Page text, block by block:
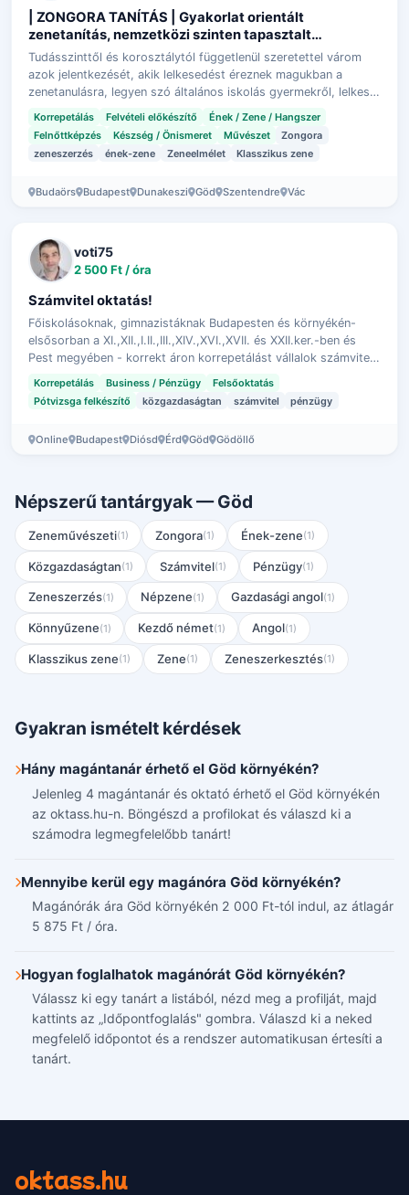
| ZONGORA TANÍTÁS | Gyakorlat orientált
zenetanítás, nemzetközi szinten tapasztalt
koncertező művésztől
Tudásszinttől és korosztálytól függetlenül szeretettel várom
azok jelentkezését, akik lelkesedést éreznek magukban a
zenetanulásra, legyen szó általános iskolás gyermekről, lelkes
Korrepetálás Felvételi előkészítő
Ének / Zene / Hangszer
Felnőttképzés
Készség / Önismeret Művészet
Zongora
zeneszerzés
ének-zene Zeneelmélet Klasszikus zene
Budaörs Budapest Dunakeszi Göd Szentendre Vác
voti75
2 500 Ft / óra
Számvitel oktatás!
Főiskolásoknak, gimnazistáknak Budapesten és környékén-
elsősorban a XI.,XII.,I.II.,III.,XIV.,XVI.,XVII. és XXII.ker.-ben és
Pest megyében - korrekt áron korrepetálást vállalok számvitel
Korrepetálás Business / Pénzügy
Felsőoktatás
Pótvizsga felkészítő
közgazdaságtan számvitel pénzügy
Online Budapest Diósd Érd Göd Gödöllő
Népszerű tantárgyak — Göd
Zeneművészeti(1) Zongora(1) Ének-zene(1)
Közgazdaságtan(1) Számvitel(1) Pénzügy(1)
Zeneszerzés(1) Népzene(1) Gazdasági angol(1)
Könnyűzene(1) Kezdő német(1) Angol(1)
Klasszikus zene(1) Zene(1) Zeneszerkesztés(1)
Gyakran ismételt kérdések
Hány magántanár érhető el Göd környékén?
Jelenleg 4 magántanár és oktató érhető el Göd környékén
az oktass.hu-n. Böngészd a profilokat és válaszd ki a
számodra legmegfelelőbb tanárt!
Mennyibe kerül egy magánóra Göd környékén?
Magánórák ára Göd környékén 2 000 Ft-tól indul, az átlagár
5 875 Ft / óra.
Hogyan foglalhatok magánórát Göd környékén?
Válassz ki egy tanárt a listából, nézd meg a profilját, majd
kattints az „Időpontfoglalás" gombra. Válaszd ki a neked
megfelelő időpontot és a rendszer automatikusan értesíti a
tanárt.
oktass.hu